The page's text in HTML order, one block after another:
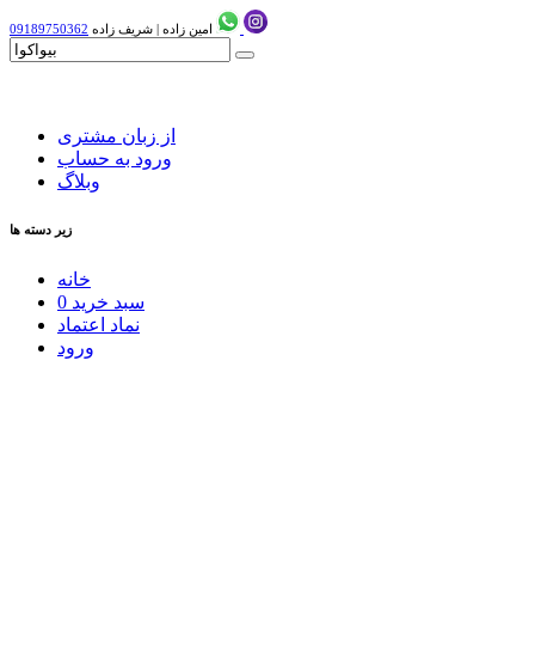
09189750362 امین زاده | شریف زاده
از زبان مشتری
ورود به حساب
وبلاگ
زیر دسته ها
خانه
0 سبد خرید
نماد اعتماد
ورود